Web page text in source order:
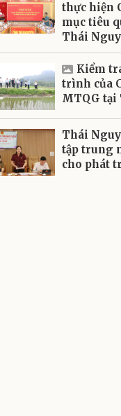
thực hiện
mục tiêu
Thái
Kiểm
trình của
MTQG tại
Thái
tập trung
cho phát